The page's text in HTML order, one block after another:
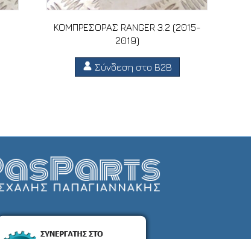
ΚΟΜΠΡΕΣΟΡΑΣ RANGER 3.2 (2015-
2019)
Σύνδεση στο B2B